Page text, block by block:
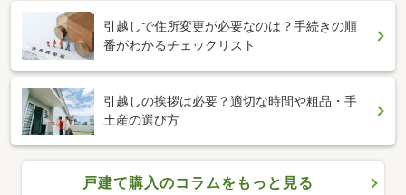
引越しで住所変更が必要なのは？手続きの順
番がわかるチェックリスト
引越しの挨拶は必要？適切な時間や粗品・手
土産の選び方
戸建て購入のコラムをもっと見る